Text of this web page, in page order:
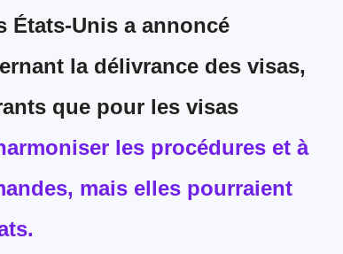
États-Unis a annoncé
la délivrance des visas,
que pour les visas
les procédures et à
mais elles pourraient